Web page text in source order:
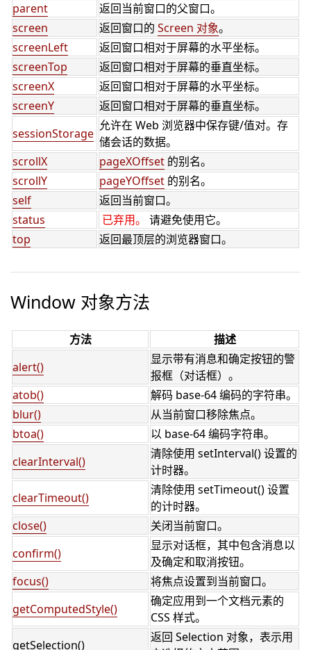
parent
返回当前窗口的父窗口。
screen
返回窗口的 Screen 对象。
screenLeft
返回窗口相对于屏幕的水平坐标。
screenTop
返回窗口相对于屏幕的垂直坐标。
screenX
返回窗口相对于屏幕的水平坐标。
screenY
返回窗口相对于屏幕的垂直坐标。
sessionStorage
允许在 Web 浏览器中保存键/值对。存
储会话的数据。
scrollX
pageXOffset 的别名。
scrollY
pageYOffset 的别名。
self
返回当前窗口。
status
已弃用。
请避免使用它。
top
返回最顶层的浏览器窗口。
Window 对象方法
方法
描述
alert()
显示带有消息和确定按钮的警
报框（对话框）。
atob()
解码 base-64 编码的字符串。
blur()
从当前窗口移除焦点。
btoa()
以 base-64 编码字符串。
clearInterval()
清除使用 setInterval() 设置的
计时器。
clearTimeout()
清除使用 setTimeout() 设置
的计时器。
close()
关闭当前窗口。
confirm()
显示对话框，其中包含消息以
及确定和取消按钮。
focus()
将焦点设置到当前窗口。
getComputedStyle()
确定应用到一个文档元素的
CSS 样式。
getSelection()
返回 Selection 对象，表示用